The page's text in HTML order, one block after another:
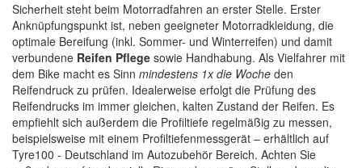
Sicherheit steht beim Motorradfahren an erster Stelle. Erster
Anknüpfungspunkt ist, neben geeigneter Motorradkleidung, die
optimale Bereifung (inkl. Sommer- und Winterreifen) und damit
verbundene Reifen Pflege sowie Handhabung. Als Vielfahrer mit
dem Bike macht es Sinn mindestens 1x die Woche den
Reifendruck zu prüfen. Idealerweise erfolgt die Prüfung des
Reifendrucks im immer gleichen, kalten Zustand der Reifen. Es
empfiehlt sich außerdem die Profiltiefe regelmäßig zu messen,
beispielsweise mit einem Profiltiefenmessgerät – erhältlich auf
Tyre100 - Deutschland im Autozubehör Bereich. Achten Sie